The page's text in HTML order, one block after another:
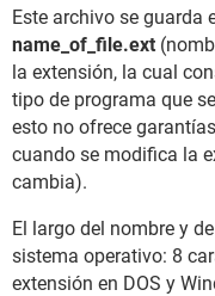
Este archivo se guarda
name_of_file.ext
la extensión, la cual
tipo de programa que
esto no ofrece
cuando se modifica la
cambia).
El largo del nombre y
sistema operativo: 8
extensión en DOS y